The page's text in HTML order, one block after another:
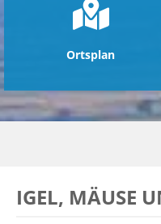
Ortsplan
IGEL, MÄUSE